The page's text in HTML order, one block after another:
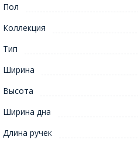
Пол
Коллекция
Тип
Ширина
Высота
Ширина дна
Длина ручек